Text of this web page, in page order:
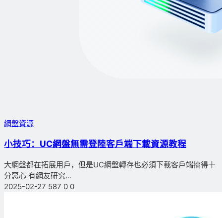
網盤資源
小技巧：UC網盤無需登陸客戶端下載資源教程
大網盤都在拓展用戶，但是UC網盤轉存也必須下載客戶端搞得十
分惡心 有網友研究...
2025-02-27 587 0 0